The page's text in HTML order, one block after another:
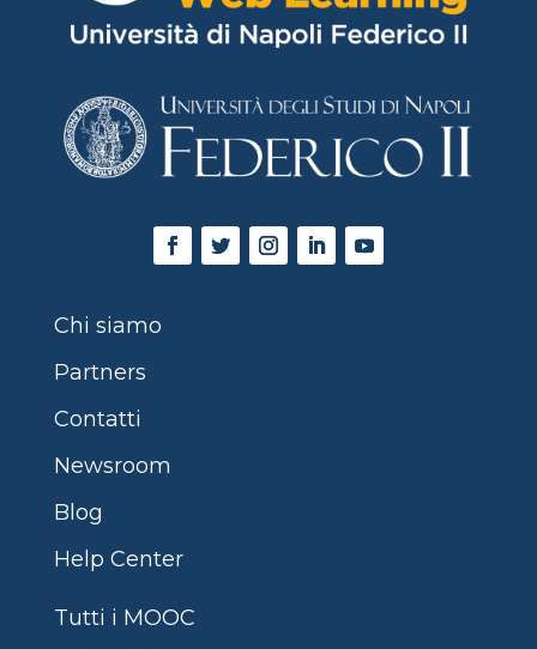
Chi siamo
Partners
Contatti
Newsroom
Blog
Help Center
Tutti i MOOC